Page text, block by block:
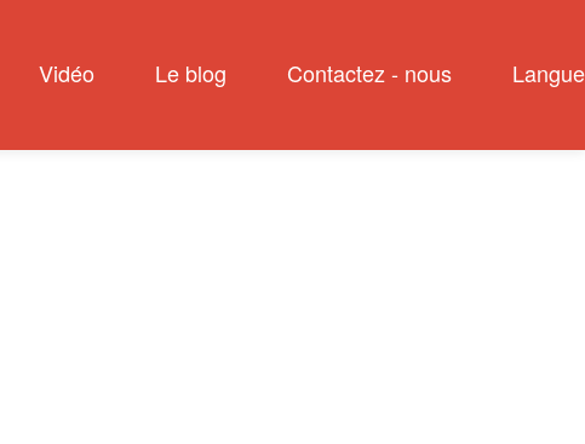
Vidéo Le blog Contactez - nous Langue